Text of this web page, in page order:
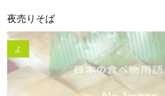
夜売りそば
よ